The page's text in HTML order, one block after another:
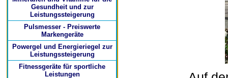
Gesundheit und zur
Leistungssteigerung
Pulsmesser - Preiswerte
Markengeräte
Powergel und Energieriegel zur
Leistungssteigerung
Fitnessgeräte für sportliche
Leistungen